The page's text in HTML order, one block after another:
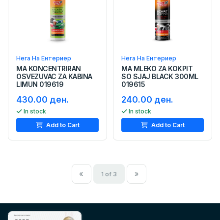
Нега На Ентериер
MA KONCENTRIRAN
OSVEZUVAC ZA KABINA
LIMUN 019619
430.00 ден.
In stock
Add to Cart
Нега На Ентериер
MA MLEKO ZA KOKPIT
SO SJAJ BLACK 300ML
019615
240.00 ден.
In stock
Add to Cart
« 1 of 3 »